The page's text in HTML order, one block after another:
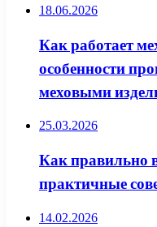
18.06.2026
Как работает
особенности
меховыми
25.03.2026
Как правильно
практичные
14.02.2026